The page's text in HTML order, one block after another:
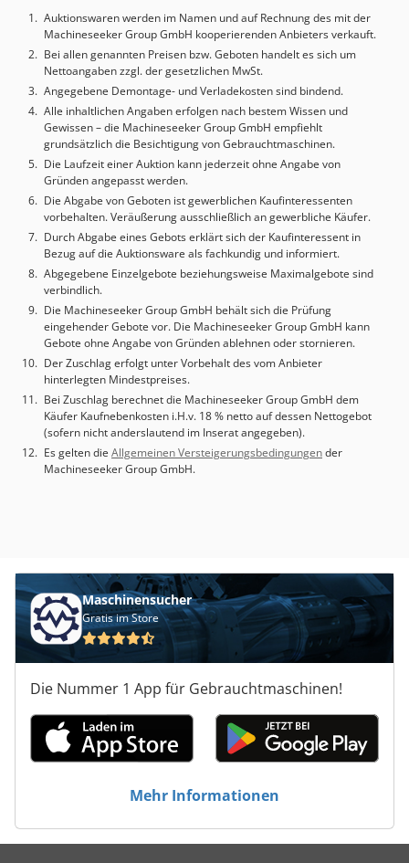
mm Schnittleistung bei Aluminium: 4 mm Schnittleistung
bei Edelstahl: 6 mm Maximale Stanzkraft: 220 kN Aktiver
Niederhalter (in Stufen programmierbar): 4,5 - 20 kN
Maximales Werkstückgewicht: 230 kg Geschwindigkeiten
Maximale Positioniergeschwindigkeit X-Achse: 90 m/min Y-
Achse: 60 m/min Simultan (X und Y): 108 m/min C-Achse
Stanzen: 60 Umdrehungen/min Gewindeformen: 180
Umdrehungen/min Hubfolge Stanzen (E = 1): 900 1/min
Signieren: 2.800 1/min Werkzeuge Linearmagazin: 18
Werkzeuge bei 3 Pratzen Werkzeugwechselzeit: 1,5 - 5 s
Genauigkeit Positionsabweichung: ±0,10 mm Mittlere
Positionsstreubreite: ±0,03 mm Programmierbare
Rutschen für Stanz- und Laserteile (max.) Größe: 500 x 500
mm TRUMPF CNC-Steuerung: Basis Siemens Sinumerik
840D MASCHINEN DETAILS Lasereinschaltzeit: 72.918 h
Schnittzeit: 18.536 h Platzbedarf (Breite x Länge): 7.900 x
9.100 mm Höhe: 2.400 mm Gewicht: 22.500 kg Dsdsw
Suwyjpfx Ab Dock Verbrauch Lasergas CO2 / N2 / He: 1 / 6 /
13 l/h Anschlussleistung: 73 kVA
Auktionswaren werden im Namen und auf Rechnung des mit der
Machineseeker Group GmbH kooperierenden Anbieters verkauft.
Bei allen genannten Preisen bzw. Geboten handelt es sich um
Nettoangaben zzgl. der gesetzlichen MwSt.
Angegebene Demontage- und Verladekosten sind bindend.
Alle inhaltlichen Angaben erfolgen nach bestem Wissen und
Gewissen – die Machineseeker Group GmbH empfiehlt
grundsätzlich die Besichtigung von Gebrauchtmaschinen.
Die Laufzeit einer Auktion kann jederzeit ohne Angabe von
Gründen angepasst werden.
Die Abgabe von Geboten ist gewerblichen Kaufinteressenten
vorbehalten. Veräußerung ausschließlich an gewerbliche Käufer.
Durch Abgabe eines Gebots erklärt sich der Kaufinteressent in
Bezug auf die Auktionsware als fachkundig und informiert.
Abgegebene Einzelgebote beziehungsweise Maximalgebote sind
verbindlich.
Die Machineseeker Group GmbH behält sich die Prüfung
eingehender Gebote vor. Die Machineseeker Group GmbH kann
Gebote ohne Angabe von Gründen ablehnen oder stornieren.
Der Zuschlag erfolgt unter Vorbehalt des vom Anbieter
hinterlegten Mindestpreises.
Bei Zuschlag berechnet die Machineseeker Group GmbH dem
Käufer Kaufnebenkosten i.H.v. 18 % netto auf dessen Nettogebot
(sofern nicht anderslautend im Inserat angegeben).
Es gelten die Allgemeinen Versteigerungsbedingungender
Machineseeker Group GmbH.
Maschinensucher
Gratis im Store
Die Nummer 1 App für Gebrauchtmaschinen!
Mehr Informationen